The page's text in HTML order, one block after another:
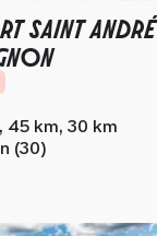
SAINT ANDRÉ
45 km, 30 km
(30)